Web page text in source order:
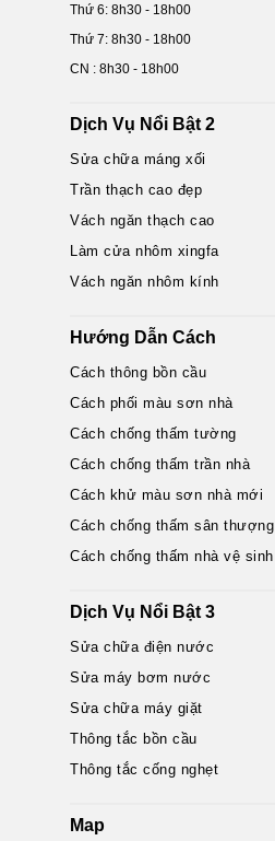
Thứ 6: 8h30 - 18h00
Thứ 7: 8h30 - 18h00
CN : 8h30 - 18h00
Dịch Vụ Nổi Bật 2
Sửa chữa máng xối
Trần thạch cao đẹp
Vách ngăn thạch cao
Làm cửa nhôm xingfa
Vách ngăn nhôm kính
Hướng Dẫn Cách
Cách thông bồn cầu
Cách phối màu sơn nhà
Cách chống thấm tường
Cách chống thấm trần nhà
Cách khử màu sơn nhà mới
Cách chống thấm sân thượng
Cách chống thấm nhà vệ sinh
Dịch Vụ Nổi Bật 3
Sửa chữa điện nước
Sửa máy bơm nước
Sửa chữa máy giặt
Thông tắc bồn cầu
Thông tắc cống nghẹt
Map